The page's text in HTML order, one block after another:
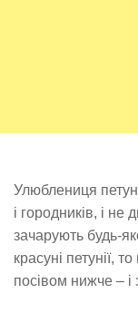
Улюблениця
і городників, і не
зачарують будь-
красуні петунії,
посівом нижче – і